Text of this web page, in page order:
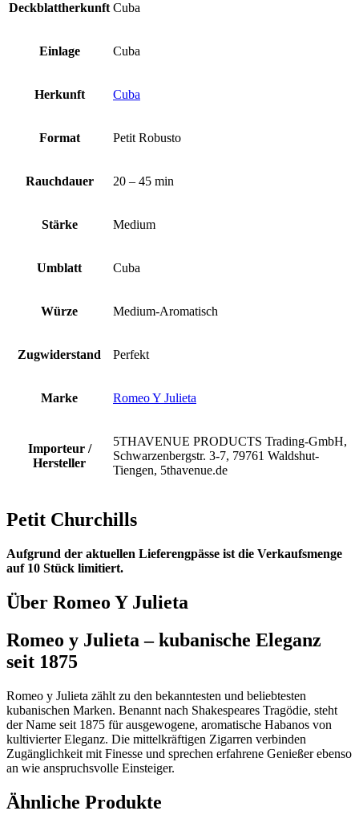
Deckblattherkunft Cuba
Einlage Cuba
Herkunft Cuba
Format Petit Robusto
Rauchdauer 20 – 45 min
Stärke Medium
Umblatt Cuba
Würze Medium-Aromatisch
Zugwiderstand Perfekt
Marke Romeo Y Julieta
Importeur /
Hersteller
5THAVENUE PRODUCTS Trading-GmbH,
Schwarzenbergstr. 3-7, 79761 Waldshut-
Tiengen, 5thavenue.de
Petit Churchills
Aufgrund der aktuellen Lieferengpässe ist die Verkaufsmenge
auf 10 Stück limitiert.
Über Romeo Y Julieta
Romeo y Julieta – kubanische Eleganz
seit 1875
Romeo y Julieta zählt zu den bekanntesten und beliebtesten
kubanischen Marken. Benannt nach Shakespeares Tragödie, steht
der Name seit 1875 für ausgewogene, aromatische Habanos von
kultivierter Eleganz. Die mittelkräftigen Zigarren verbinden
Zugänglichkeit mit Finesse und sprechen erfahrene Genießer ebenso
an wie anspruchsvolle Einsteiger.
Ähnliche Produkte